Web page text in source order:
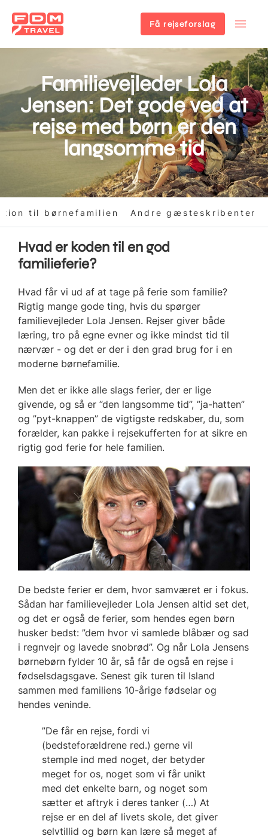
hovedindhold
Få rejseforslag
Familievejleder Lola
Jensen: Det gode ved at
rejse med børn er den
langsomme tid
til børnefamilien Andre gæsteskribenter
Hvad er koden til en god
familieferie?
Hvad får vi ud af at tage på ferie som familie?
Rigtig mange gode ting, hvis du spørger
familievejleder Lola Jensen. Rejser giver både
læring, tro på egne evner og ikke mindst tid til
nærvær - og det er der i den grad brug for i en
moderne børnefamilie.
Men det er ikke alle slags ferier, der er lige
givende, og så er ”den langsomme tid”, ”ja-hatten”
og ”pyt-knappen” de vigtigste redskaber, du, som
forælder, kan pakke i rejsekufferten for at sikre en
rigtig god ferie for hele familien.
De bedste ferier er dem, hvor samværet er i fokus.
Sådan har familievejleder Lola Jensen altid set det,
og det er også de ferier, som hendes egen børn
husker bedst: ”dem hvor vi samlede blåbær og sad
i regnvejr og lavede snobrød”. Og når Lola Jensens
børnebørn fylder 10 år, så får de også en rejse i
fødselsdagsgave. Senest gik turen til Island
sammen med familiens 10-årige fødselar og
hendes veninde.
”De får en rejse, fordi vi
(bedsteforældrene red.) gerne vil
stemple ind med noget, der betyder
meget for os, noget som vi får unikt
med det enkelte barn, og noget som
sætter et aftryk i deres tanker (…) At
rejse er en del af livets skole, det giver
selvtillid og børn kan lære så meget af